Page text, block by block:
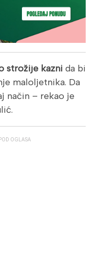
strožije kazni da bi
maloljetnika. Da
način – rekao je
OGLASA